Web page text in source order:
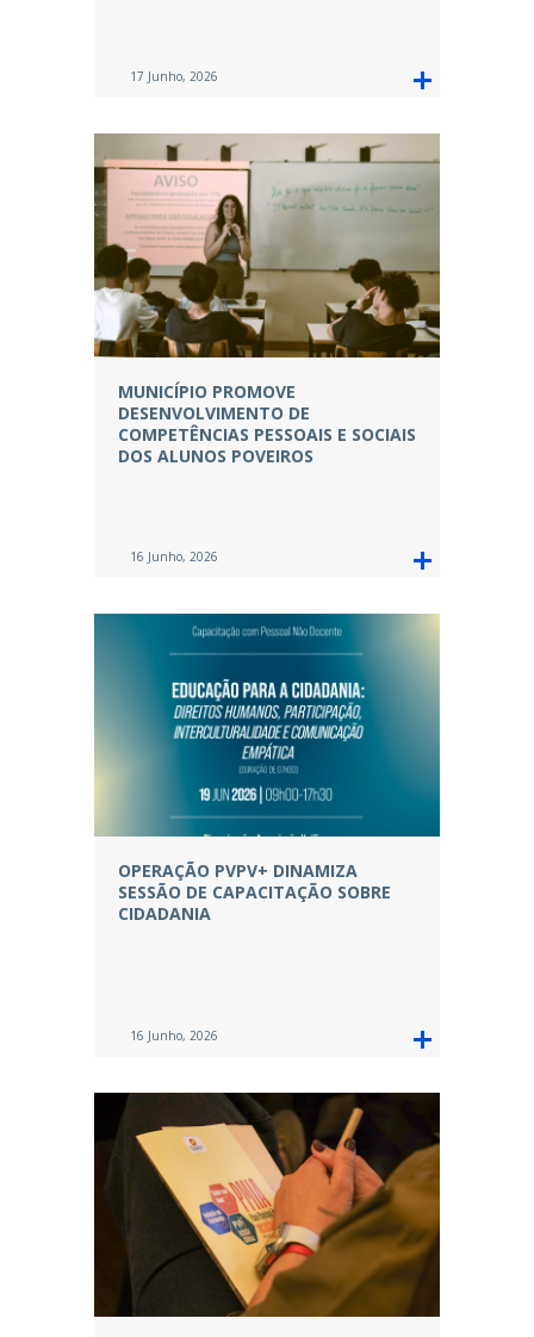
17 Junho, 2026
MUNICÍPIO PROMOVE
DESENVOLVIMENTO DE
COMPETÊNCIAS PESSOAIS E SOCIAIS
DOS ALUNOS POVEIROS
16 Junho, 2026
OPERAÇÃO PVPV+ DINAMIZA
SESSÃO DE CAPACITAÇÃO SOBRE
CIDADANIA
16 Junho, 2026